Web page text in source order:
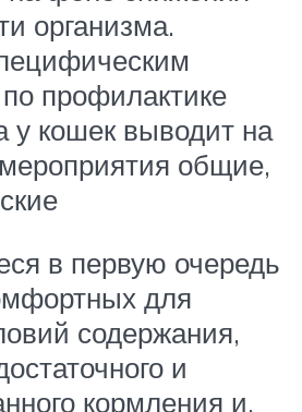
организма.
профилактике
у кошек выводит на
общие,
в первую очередь
для
содержания,
и
кормления и,